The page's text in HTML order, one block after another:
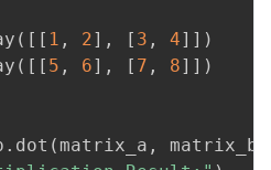
( [ [ 1 , 2] , [ 3 , 4] ] )
( [ [ 5 , 6] , [ 7 , 8] ] )
. dot ( matrix_a , matrix_b